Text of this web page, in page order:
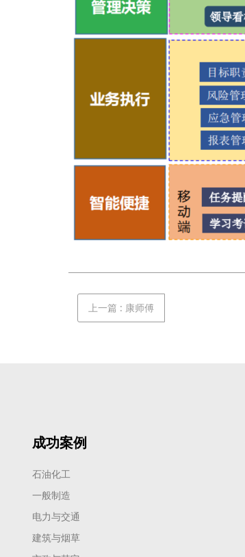
上一篇 : 康师傅
成功案例
石油化工
一般制造
电力与交通
建筑与烟草